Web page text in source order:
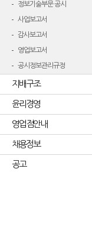
정보기술부문 공시
사업보고서
감사보고서
영업보고서
공시정보관리규정
지배구조
윤리경영
영업점안내
채용정보
공고